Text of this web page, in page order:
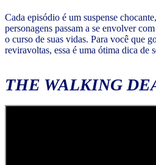
Cada episódio é um suspense
personagens passam a se envolver
o curso de suas vidas. Para você que
reviravoltas, essa é uma ótima dica de
THE WALKING